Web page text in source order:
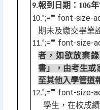
9.報到日期： 106年
10.";="" font-size-
期未及繳交畢業
11.";="" font-size-
者，如欲放棄
書」，由考生或
至其他入學管道
12.";="" font-size-
學生，在校成